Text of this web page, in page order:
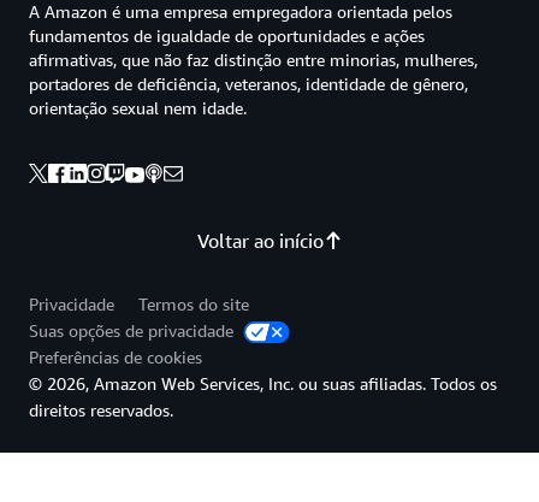
Voltar ao início
A Amazon é uma empresa empregadora orientada pelos
fundamentos de igualdade de oportunidades e ações
afirmativas, que não faz distinção entre minorias, mulheres,
portadores de deficiência, veteranos, identidade de gênero,
orientação sexual nem idade.
Privacidade
Termos do site
Suas opções de privacidade
Preferências de cookies
© 2026, Amazon Web Services, Inc. ou suas afiliadas. Todos os
direitos reservados.